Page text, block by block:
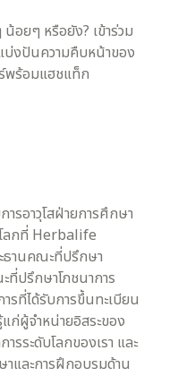
อยๆ หรือยัง? เข้าร่วม
บ่งปันความคืบหน้าของ
พร้อมแฮชแท็ก
ารอาวุโสฝ่ายการศึกษา
ลกที่ Herbalife
ธานคณะที่ปรึกษา
ปรึกษาโภชนาการ
รที่ได้รับการขึ้นทะเบียน
แก่ผู้จำหน่ายอิสระของ
ระดับโลกของเรา และ
และการฝึกอบรมด้าน